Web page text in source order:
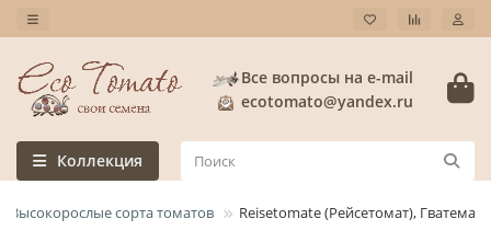
Все вопросы на e-mail
ecotomato@yandex.ru
Коллекция
Высокорослые сорта томатов Reisetomate (Рейсетомат), Гватемала